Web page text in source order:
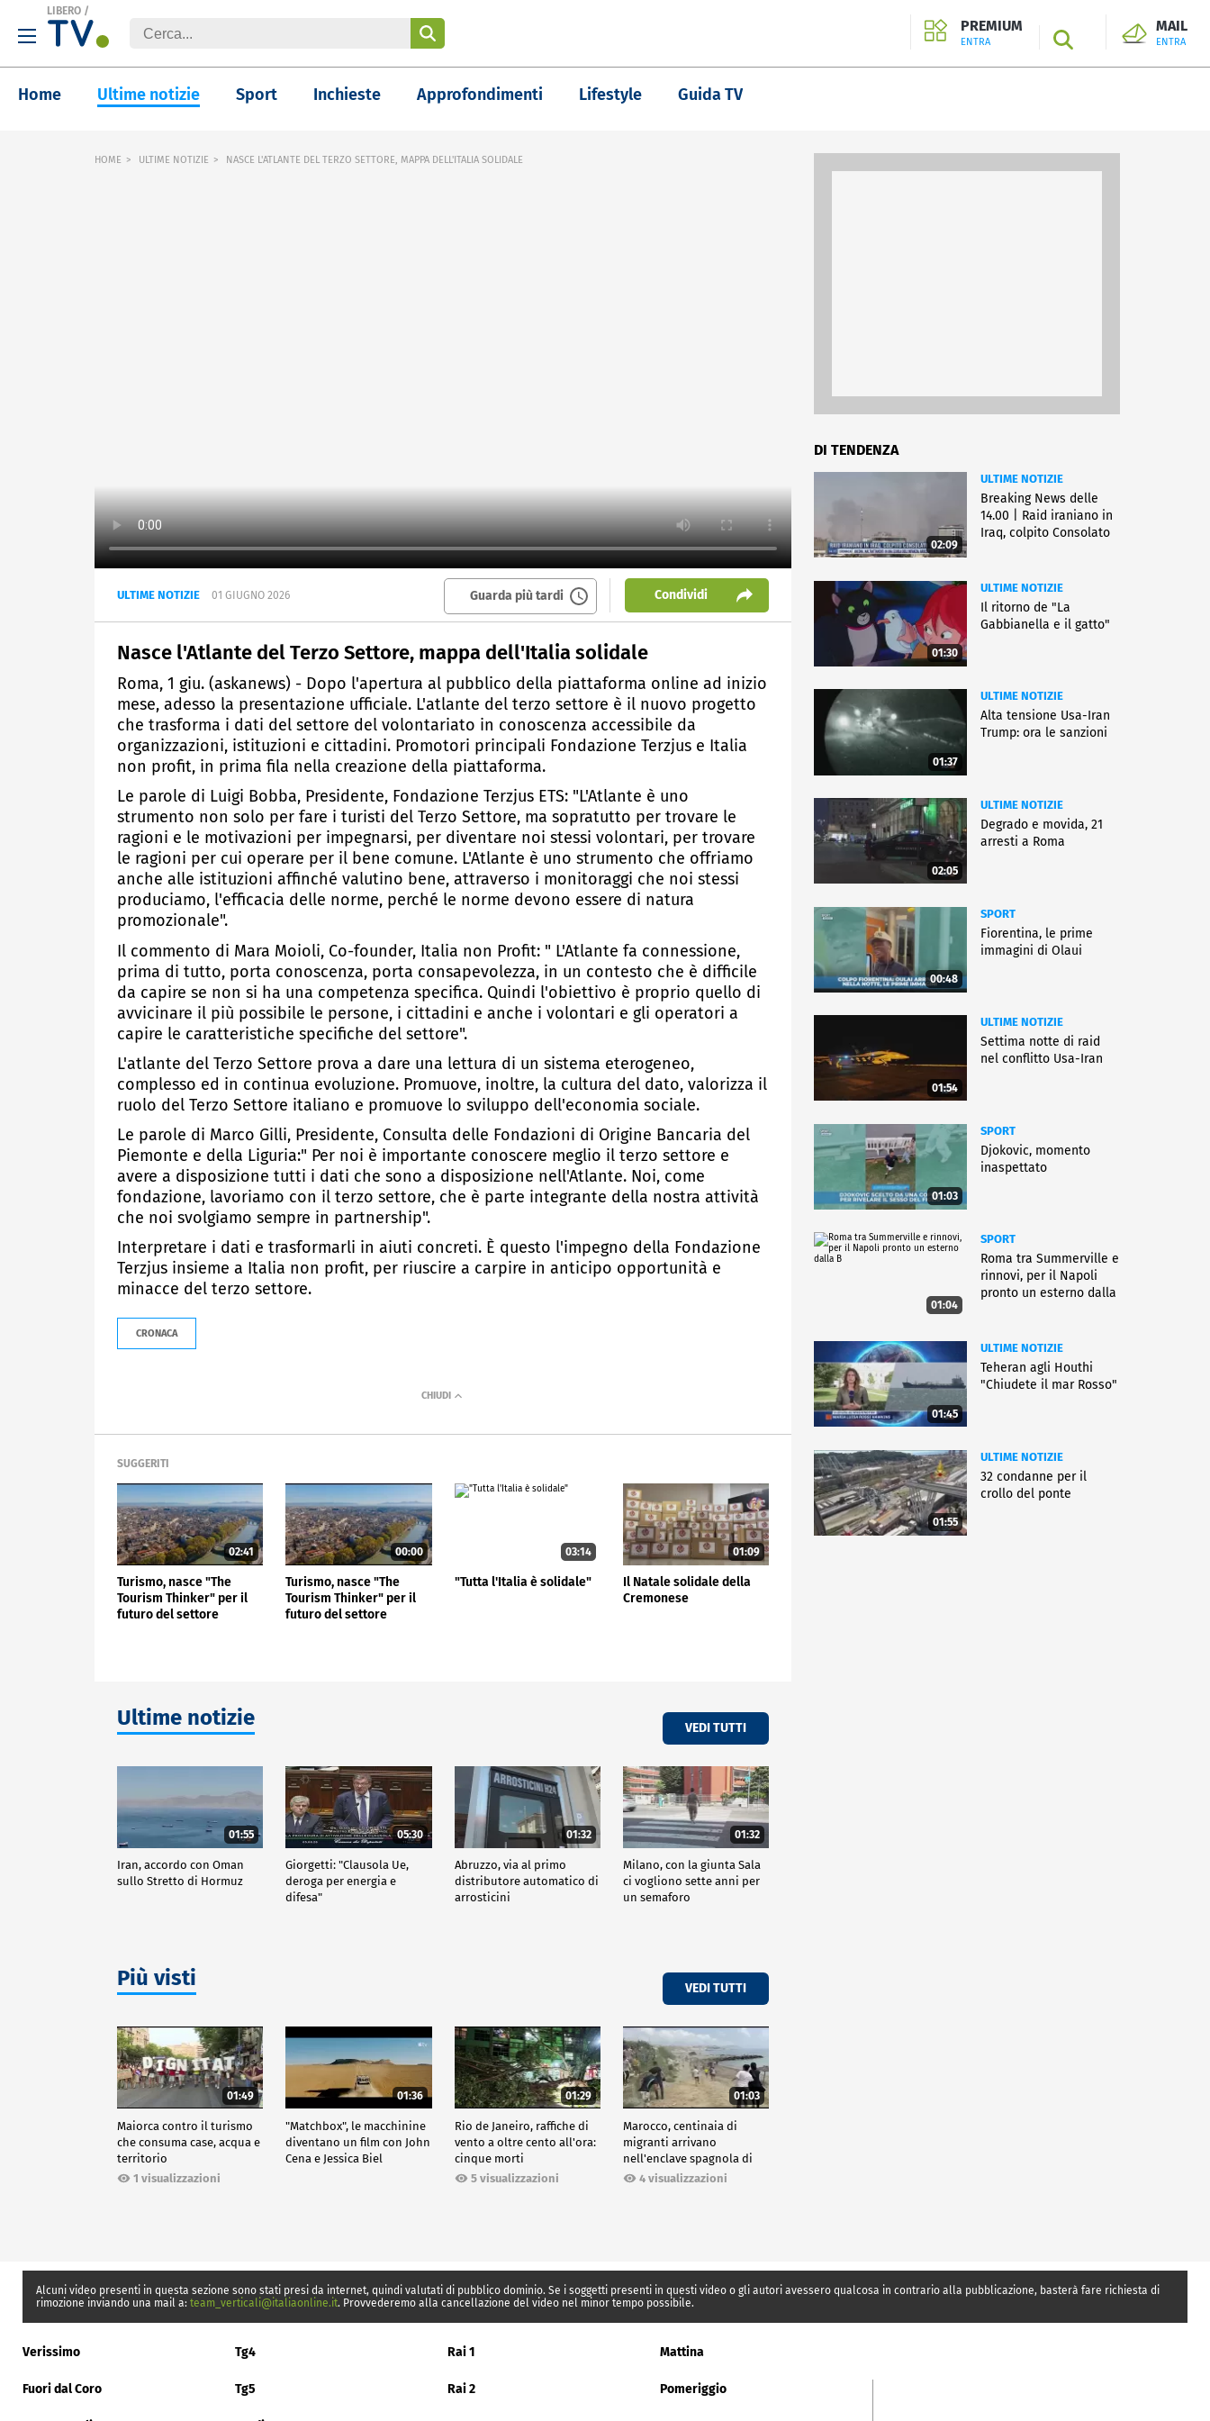
LIBERO /
PREMIUM
ENTRA SEARCH
MAIL
ENTRA
Home Ultime notizie Sport Inchieste Approfondimenti Lifestyle Guida TV
HOME ULTIME NOTIZIE NASCE L'ATLANTE DEL TERZO SETTORE, MAPPA DELL'ITALIA SOLIDALE
ULTIME NOTIZIE 01 GIUGNO 2026 Guarda più tardi Condividi
Nasce l'Atlante del Terzo Settore, mappa dell'Italia solidale
Roma, 1 giu. (askanews) - Dopo l'apertura al pubblico della piattaforma online ad inizio
mese, adesso la presentazione ufficiale. L'atlante del terzo settore è il nuovo progetto
che trasforma i dati del settore del volontariato in conoscenza accessibile da
organizzazioni, istituzioni e cittadini. Promotori principali Fondazione Terzjus e Italia
non profit, in prima fila nella creazione della piattaforma.
Le parole di Luigi Bobba, Presidente, Fondazione Terzjus ETS: "L'Atlante è uno
strumento non solo per fare i turisti del Terzo Settore, ma sopratutto per trovare le
ragioni e le motivazioni per impegnarsi, per diventare noi stessi volontari, per trovare
le ragioni per cui operare per il bene comune. L'Atlante è uno strumento che offriamo
anche alle istituzioni affinché valutino bene, attraverso i monitoraggi che noi stessi
produciamo, l'efficacia delle norme, perché le norme devono essere di natura
promozionale".
Il commento di Mara Moioli, Co-founder, Italia non Profit: " L'Atlante fa connessione,
prima di tutto, porta conoscenza, porta consapevolezza, in un contesto che è difficile
da capire se non si ha una competenza specifica. Quindi l'obiettivo è proprio quello di
avvicinare il più possibile le persone, i cittadini e anche i volontari e gli operatori a
capire le caratteristiche specifiche del settore".
L'atlante del Terzo Settore prova a dare una lettura di un sistema eterogeneo,
complesso ed in continua evoluzione. Promuove, inoltre, la cultura del dato, valorizza il
ruolo del Terzo Settore italiano e promuove lo sviluppo dell'economia sociale.
Le parole di Marco Gilli, Presidente, Consulta delle Fondazioni di Origine Bancaria del
Piemonte e della Liguria:" Per noi è importante conoscere meglio il terzo settore e
avere a disposizione tutti i dati che sono a disposizione nell'Atlante. Noi, come
fondazione, lavoriamo con il terzo settore, che è parte integrante della nostra attività
che noi svolgiamo sempre in partnership".
Interpretare i dati e trasformarli in aiuti concreti. È questo l'impegno della Fondazione
Terzjus insieme a Italia non profit, per riuscire a carpire in anticipo opportunità e
minacce del terzo settore.
CRONACA
SUGGERITI
02:41
Turismo, nasce "The
Tourism Thinker" per il
futuro del settore
00:00
Turismo, nasce "The
Tourism Thinker" per il
futuro del settore
03:14
"Tutta l'Italia è solidale"
01:09
Il Natale solidale della
Cremonese
Ultime notizie VEDI TUTTI
01:55
Iran, accordo con Oman
sullo Stretto di Hormuz
05:30
Giorgetti: "Clausola Ue,
deroga per energia e
difesa"
01:32
Abruzzo, via al primo
distributore automatico di
arrosticini
01:32
Milano, con la giunta Sala
ci vogliono sette anni per
un semaforo
Più visti VEDI TUTTI
01:49
Maiorca contro il turismo
che consuma case, acqua e
territorio
1 visualizzazioni
01:36
"Matchbox", le macchinine
diventano un film con John
Cena e Jessica Biel
01:29
Rio de Janeiro, raffiche di
vento a oltre cento all'ora:
cinque morti
5 visualizzazioni
01:03
Marocco, centinaia di
migranti arrivano
nell'enclave spagnola di
Ceuta4 visualizzazioni
DI TENDENZA
02:09
ULTIME NOTIZIE
Breaking News delle
14.00 | Raid iraniano in
Iraq, colpito Consolato
01:30
ULTIME NOTIZIE
Il ritorno de "La
Gabbianella e il gatto"
01:37
ULTIME NOTIZIE
Alta tensione Usa-Iran
Trump: ora le sanzioni
02:05
ULTIME NOTIZIE
Degrado e movida, 21
arresti a Roma
00:48
SPORT
Fiorentina, le prime
immagini di Olaui
01:54
ULTIME NOTIZIE
Settima notte di raid
nel conflitto Usa-Iran
01:03
SPORT
Djokovic, momento
inaspettato
01:04
SPORT
Roma tra Summerville e
rinnovi, per il Napoli
pronto un esterno dalla
01:45
ULTIME NOTIZIE
Teheran agli Houthi
"Chiudete il mar Rosso"
01:55
ULTIME NOTIZIE
32 condanne per il
crollo del ponte
Alcuni video presenti in questa sezione sono stati presi da internet, quindi valutati di pubblico dominio. Se i soggetti presenti in questi video o gli autori avessero qualcosa in contrario alla pubblicazione, basterà fare richiesta di
rimozione inviando una mail a: team_verticali@italiaonline.it. Provvederemo alla cancellazione del video nel minor tempo possibile.
Verissimo Tg4 Rai 1 Mattina
Fuori dal Coro Tg5 Rai 2 Pomeriggio